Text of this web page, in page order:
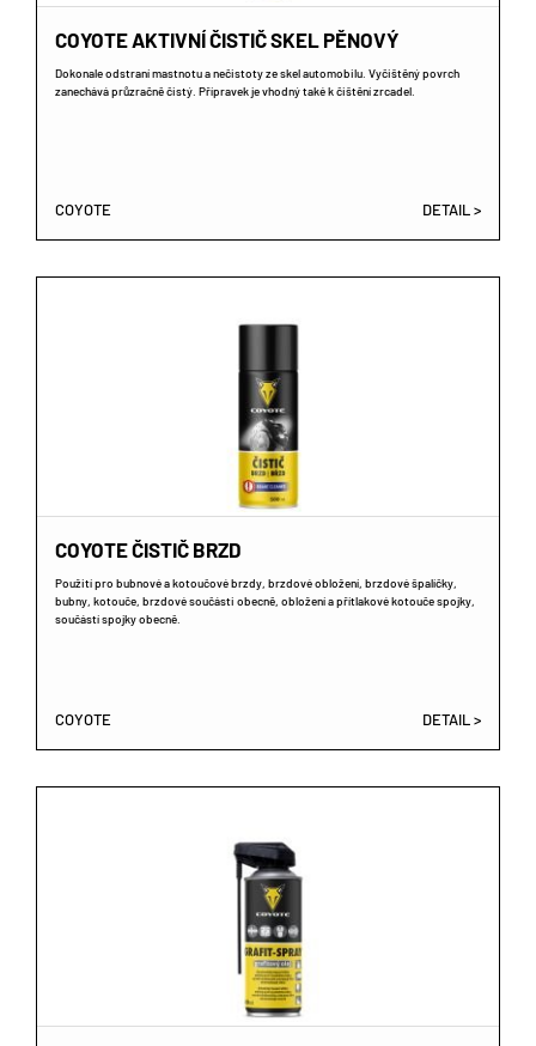
COYOTE AKTIVNÍ ČISTIČ SKEL PĚNOVÝ
Dokonale odstraní mastnotu a nečistoty ze skel automobilu. Vyčištěný povrch
zanechává průzračně čistý. Přípravek je vhodný také k čištění zrcadel.
COYOTE DETAIL >
COYOTE ČISTIČ BRZD
Použití pro bubnové a kotoučové brzdy, brzdové obložení, brzdové špalíčky,
bubny, kotouče, brzdové součásti obecně, obložení a přítlakové kotouče spojky,
součástí spojky obecně.
COYOTE DETAIL >